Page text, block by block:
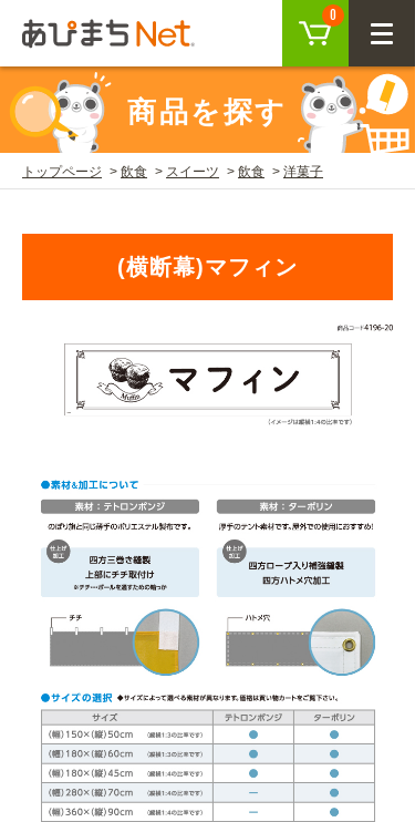
0
CLOSE
ログイン
会員登録
商品を探す
KEYWORD
注目キーワード
チュクミ 韓国グルメ 駐車場 鍋 夏
CATEGORY
飲食 住まい・暮らし
イベント・季節 不動産・建築
カルチャー・教養
ご利用ガイド
USER GUIDE
ご利用ガイド トップ
取り扱い商品一覧
既製デザイン商品注文方法
オリジナルオーダー注文方法
料金一覧
お届け納期と配送方法
初めての方へ
BEGINNER'S GUIDE
初めての方へ トップ
商品について
お客様の声
よくある質問
商品を探す
トップページ 飲食 スイーツ 飲食 洋菓子
(横断幕)マフィン